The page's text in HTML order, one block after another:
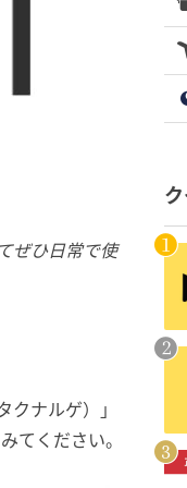
ぜひ日常で使
ナルゲ）」
てください。